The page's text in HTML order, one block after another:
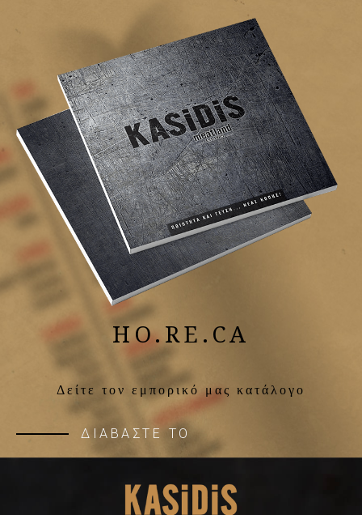
HO.RE.CA
Δείτε τον εμπορικό μας κατάλογο
ΔΙΑΒΑΣΤΕ ΤΟ